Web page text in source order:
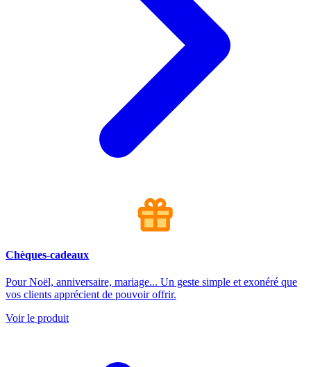
Chèques-cadeaux
Pour Noël, anniversaire, mariage... Un geste simple et exonéré que
vos clients apprécient de pouvoir offrir.
Voir le produit